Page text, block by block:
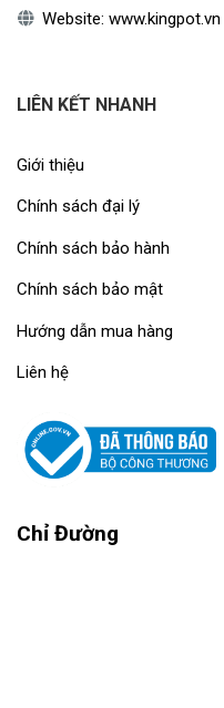
Website: www.kingpot.vn
LIÊN KẾT NHANH
Giới thiệu
Chính sách đại lý
Chính sách bảo hành
Chính sách bảo mật
Hướng dẫn mua hàng
Liên hệ
Chỉ Đường